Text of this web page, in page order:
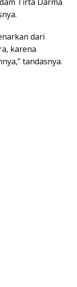
dari
karena
tandasnya.